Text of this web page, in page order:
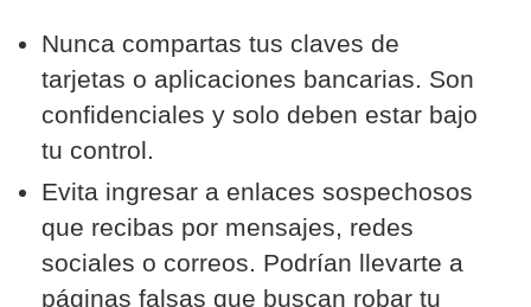
Nunca compartas tus claves de
tarjetas o aplicaciones bancarias. Son
confidenciales y solo deben estar bajo
tu control.
Evita ingresar a enlaces sospechosos
que recibas por mensajes, redes
sociales o correos. Podrían llevarte a
páginas falsas que buscan robar tu